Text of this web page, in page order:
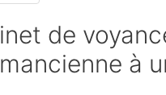
de
à